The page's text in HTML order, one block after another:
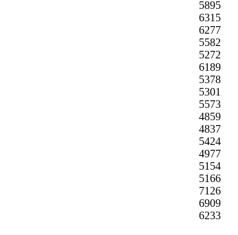
5895
6315
6277
5582
5272
6189
5378
5301
5573
4859
4837
5424
4977
5154
5166
7126
6909
6233